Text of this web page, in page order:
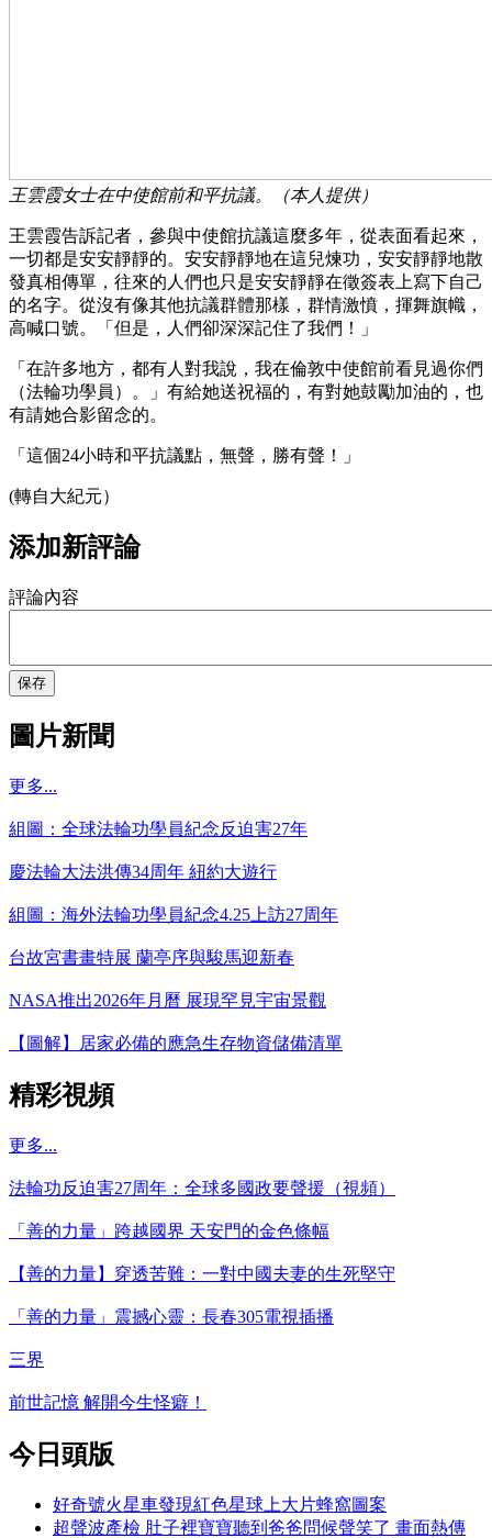
王雲霞女士在中使館前和平抗議。（本人提供）
王雲霞告訴記者，參與中使館抗議這麼多年，從表面看起來，
一切都是安安靜靜的。安安靜靜地在這兒煉功，安安靜靜地散
發真相傳單，往來的人們也只是安安靜靜在徵簽表上寫下自己
的名字。從沒有像其他抗議群體那樣，群情激憤，揮舞旗幟，
高喊口號。「但是，人們卻深深記住了我們！」
「在許多地方，都有人對我說，我在倫敦中使館前看見過你們
（法輪功學員）。」有給她送祝福的，有對她鼓勵加油的，也
有請她合影留念的。
「這個24小時和平抗議點，無聲，勝有聲！」
(轉自大紀元）
添加新評論
評論內容
保存
圖片新聞
更多...
組圖：全球法輪功學員紀念反迫害27年
慶法輪大法洪傳34周年 紐約大遊行
組圖：海外法輪功學員紀念4.25上訪27周年
台故宮書畫特展 蘭亭序與駿馬迎新春
NASA推出2026年月曆 展現罕見宇宙景觀
【圖解】居家必備的應急生存物資儲備清單
精彩視頻
更多...
法輪功反迫害27周年：全球多國政要聲援（視頻）
「善的力量」跨越國界 天安門的金色條幅
【善的力量】穿透苦難：一對中國夫妻的生死堅守
「善的力量」震撼心靈：長春305電視插播
三界
前世記憶 解開今生怪癖！
今日頭版
好奇號火星車發現紅色星球上大片蜂窩圖案
超聲波產檢 肚子裡寶寶聽到爸爸問候聲笑了 畫面熱傳